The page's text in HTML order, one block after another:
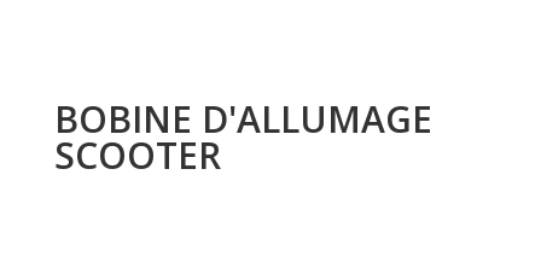
BOBINE D'ALLUMAGE
SCOOTER